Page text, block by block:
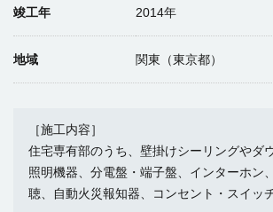
竣工年 2014年
地域 関東（東京都）
［施工内容］
住宅専有部のうち、壁掛けシーリングやダ
照明機器、分電盤・端子盤、インターホン
聴、自動火災報知器、コンセント・スイッ